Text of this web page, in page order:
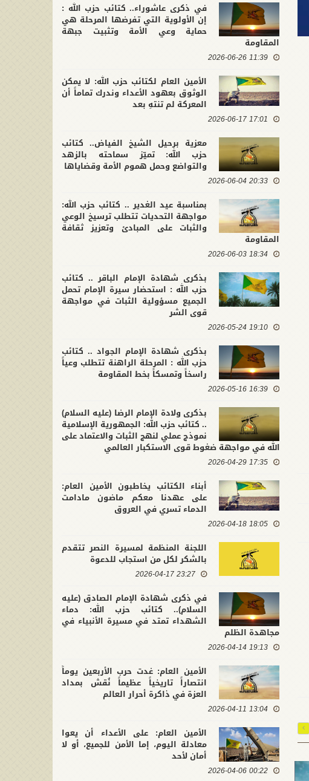
في ذكرى عاشوراء.. كتائب حزب الله :
إن الأولوية التي تفرضها المرحلة هي
حماية وعي الأمة وتثبيت جبهة
المقاومة
11:39 2026-06-26
الأمين العام لكتائب حزب الله: لا يمكن
الوثوق بعهود الأعداء وندرك تماماً أن
المعركة لم تنتهِ بعد
17:01 2026-06-17
معزية برحيل الشيخ الفياض.. كتائب
حزب الله: تميّز سماحته بالزهد
والتواضع وحمل هموم الأمة وقضاياها
20:33 2026-06-04
بمناسبة عيد الغدير .. كتائب حزب الله:
مواجهة التحديات تتطلب ترسيخ الوعي
والثبات على المبادئ وتعزيز ثقافة
المقاومة
18:34 2026-06-03
بذكرى شهادة الإمام الباقر .. كتائب
حزب الله : استحضار سيرة الإمام تحمل
الجميع مسؤولية الثبات في مواجهة
قوى الشر
19:10 2026-05-24
بذكرى شهادة الإمام الجواد .. كتائب
حزب الله : المرحلة الراهنة تتطلب وعياً
راسخاً وتمسكاً بخط المقاومة
16:39 2026-05-16
بذكرى ولادة الإمام الرضا (عليه السلام)
.. كتائب حزب الله: الجمهورية الإسلامية
نموذج عملي لنهج الثبات والاعتماد على
الله في مواجهة ضغوط قوى الاستكبار العالمي
17:35 2026-04-29
أبناء الكتائب يخاطبون الأمين العام:
على عهدنا معكم ماضون مادامت
الدماء تسري في العروق
18:05 2026-04-18
اللجنة المنظمة لمسيرة النصر تتقدم
بالشكر لكل من استجاب للدعوة
23:27 2026-04-17
في ذكرى شهادة الإمام الصادق (عليه
السلام).. كتائب حزب الله: دماء
الشهداء تمتد في مسيرة الأنبياء في
مجاهدة الظلم
19:13 2026-04-14
الأمين العام: غدت حرب الأربعين يوماً
انتصاراً تاريخياً عظيماً نُقش بمداد
العزة في ذاكرة أحرار العالم
13:04 2026-04-11
الأمين العام: على الأعداء أن يعوا
معادلة اليوم، إما الأمن للجميع، أو لا
أمان لأحد
00:22 2026-04-06